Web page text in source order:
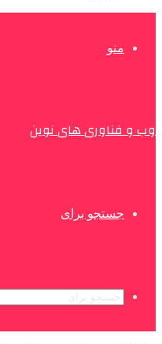
منو
وب و فناوری های نوین
جستجو برای